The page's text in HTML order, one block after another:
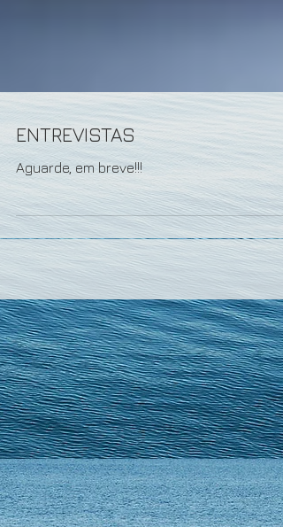
ENTREVISTAS
Aguarde, em breve!!!